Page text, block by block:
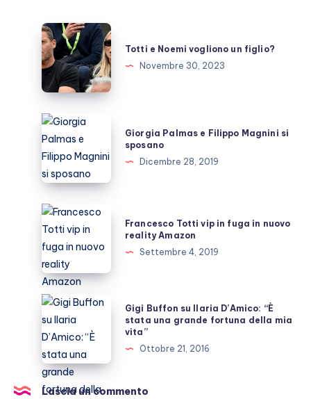
Totti
e
Noemi
vogliono
un
figlio?
Totti e Noemi vogliono un figlio?
Novembre 30, 2023
Giorgia
Palmas
e
Filippo
Magnini
si
sposano
Giorgia Palmas e Filippo Magnini si
sposano
Dicembre 28, 2019
Francesco
Totti
vip
in
fuga
in
nuovo
reality
Amazon
Francesco Totti vip in fuga in nuovo
reality Amazon
Settembre 4, 2019
Gigi
Buffon
su
Ilaria
D’Amico:
“È
Gigi Buffon su Ilaria D’Amico: “È
stata una grande fortuna della mia
vita”
Ottobre 21, 2016
Lascia un commento